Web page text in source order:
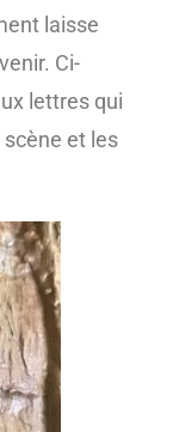
laisse
Ci-
lettres qui
scène et les